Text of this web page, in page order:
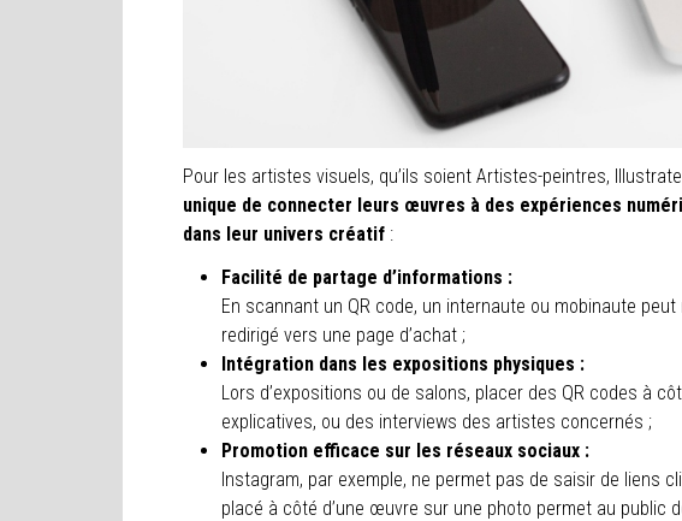
Pour les artistes visuels, qu’ils soient Artistes-peintres,
unique de connecter leurs œuvres à des expériences
dans leur univers créatif :
Facilité de partage d’informations :
En scannant un QR code, un internaute ou mobinaute
redirigé vers une page d’achat ;
Intégration dans les expositions physiques :
Lors d’expositions ou de salons, placer des QR codes à
explicatives, ou des interviews des artistes concernés ;
Promotion efficace sur les réseaux sociaux :
Instagram, par exemple, ne permet pas de saisir de liens
placé à côté d’une œuvre sur une photo permet au